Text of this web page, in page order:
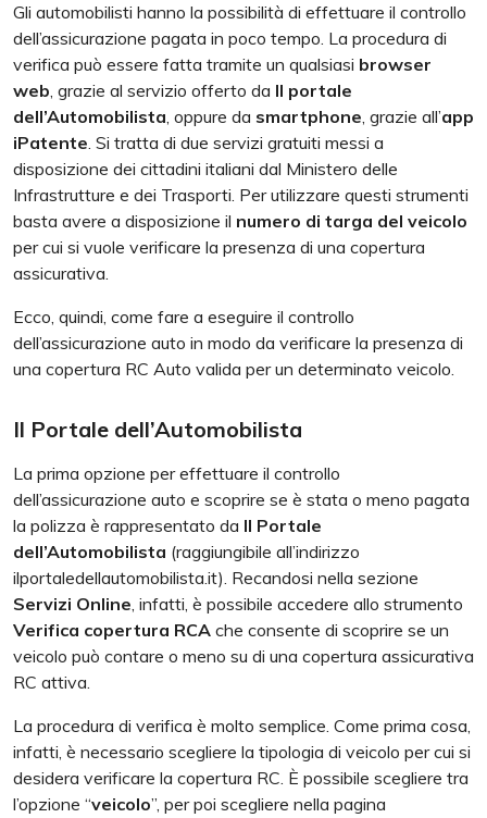
Gli automobilisti hanno la possibilità di effettuare il controllo
dell’assicurazione pagata in poco tempo. La procedura di
verifica può essere fatta tramite un qualsiasi browser
web, grazie al servizio offerto da Il portale
dell’Automobilista, oppure da smartphone, grazie all’app
iPatente. Si tratta di due servizi gratuiti messi a
disposizione dei cittadini italiani dal Ministero delle
Infrastrutture e dei Trasporti. Per utilizzare questi strumenti
basta avere a disposizione il numero di targa del veicolo
per cui si vuole verificare la presenza di una copertura
assicurativa.
Ecco, quindi, come fare a eseguire il controllo
dell’assicurazione auto in modo da verificare la presenza di
una copertura RC Auto valida per un determinato veicolo.
Il Portale dell’Automobilista
La prima opzione per effettuare il controllo
dell’assicurazione auto e scoprire se è stata o meno pagata
la polizza è rappresentato da Il Portale
dell’Automobilista (raggiungibile all’indirizzo
ilportaledellautomobilista.it). Recandosi nella sezione
Servizi Online, infatti, è possibile accedere allo strumento
Verifica copertura RCA che consente di scoprire se un
veicolo può contare o meno su di una copertura assicurativa
RC attiva.
La procedura di verifica è molto semplice. Come prima cosa,
infatti, è necessario scegliere la tipologia di veicolo per cui si
desidera verificare la copertura RC. È possibile scegliere tra
l’opzione “veicolo”, per poi scegliere nella pagina